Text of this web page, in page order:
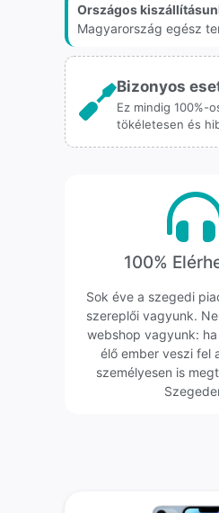
Országos
Magyarország egész
Bizonyos
Ez mindig 100%-
tökéletesen és
100%
Sok éve a szegedi
szereplői vagyunk.
webshop vagyunk:
élő ember veszi fel
személyesen is